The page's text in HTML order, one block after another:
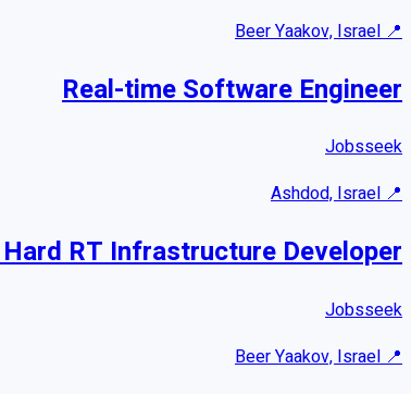
📍
Beer Yaakov, Israel
Real-time Software Engineer
Jobsseek
📍
Ashdod, Israel
RT Infrastructure Developer
Jobsseek
📍
Beer Yaakov, Israel